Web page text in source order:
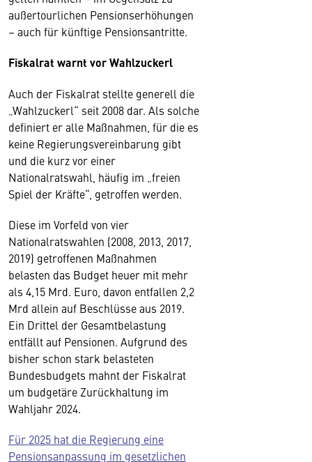
außertourlichen Pensionserhöhungen
– auch für künftige Pensionsantritte.
Fiskalrat warnt vor Wahlzuckerl
Auch der Fiskalrat stellte generell die
„Wahlzuckerl“ seit 2008 dar. Als solche
definiert er alle Maßnahmen, für die es
keine Regierungsvereinbarung gibt
und die kurz vor einer
Nationalratswahl, häufig im „freien
Spiel der Kräfte“, getroffen werden.
Diese im Vorfeld von vier
Nationalratswahlen (2008, 2013, 2017,
2019) getroffenen Maßnahmen
belasten das Budget heuer mit mehr
als 4,15 Mrd. Euro, davon entfallen 2,2
Mrd allein auf Beschlüsse aus 2019.
Ein Drittel der Gesamtbelastung
entfällt auf Pensionen. Aufgrund des
bisher schon stark belasteten
Bundesbudgets mahnt der Fiskalrat
um budgetäre Zurückhaltung im
Wahljahr 2024.
Für 2025 hat die Regierung eine
Pensionsanpassung im gesetzlichen